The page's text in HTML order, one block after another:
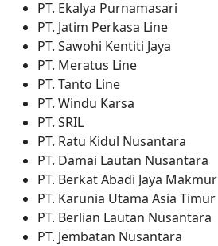
PT. Ekalya Purnamasari
PT. Jatim Perkasa Line
PT. Sawohi Kentiti Jaya
PT. Meratus Line
PT. Tanto Line
PT. Windu Karsa
PT. SRIL
PT. Ratu Kidul Nusantara
PT. Damai Lautan Nusantara
PT. Berkat Abadi Jaya Makmur
PT. Karunia Utama Asia Timur
PT. Berlian Lautan Nusantara
PT. Jembatan Nusantara